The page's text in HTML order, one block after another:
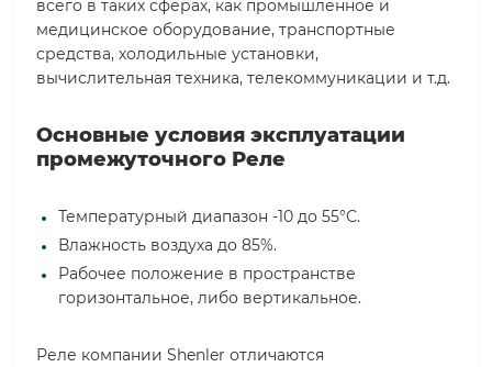
всего в таких сферах, как промышленное и
медицинское оборудование, транспортные
средства, холодильные установки,
вычислительная техника, телекоммуникации и т.д.
Основные условия эксплуатации
промежуточного Реле
Температурный диапазон -10 до 55°С.
Влажность воздуха до 85%.
Рабочее положение в пространстве
горизонтальное, либо вертикальное.
Реле компании Shenler отличаются